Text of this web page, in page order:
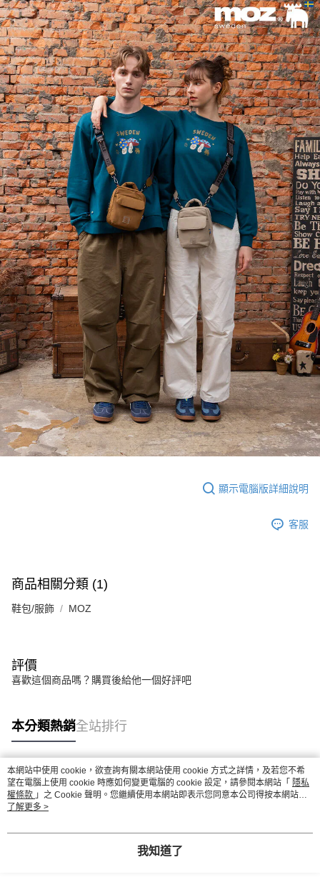
顯示電腦版詳細說明
客服
商品相關分類 (1)
鞋包/服飾 MOZ
評價
喜歡這個商品嗎？購買後給他一個好評吧
本分類熱銷全站排行
熱門標籤
本網站中使用 cookie，欲查詢有關本網站使用 cookie 方式之詳情，及若您不希
望在電腦上使用 cookie 時應如何變更電腦的 cookie 設定，請參閱本網站「 隱私
權條款 」之 Cookie 聲明。您繼續使用本網站即表示您同意本公司得按本網站使
用條款之 Cookie 聲明使用 cookie。
了解更多 >
我知道了